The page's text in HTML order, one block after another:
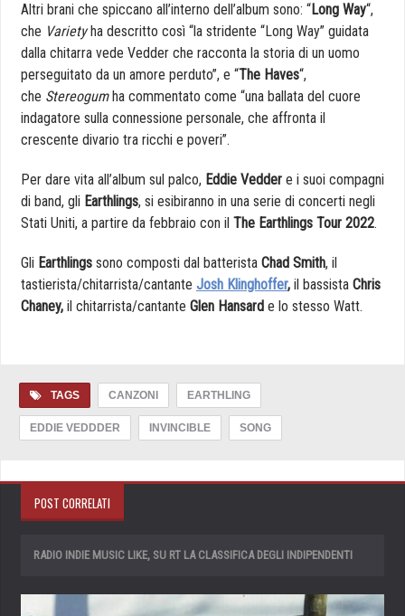
Altri brani che spiccano all’interno dell’album sono: “Long Way“,
che Varietyha descritto così “la stridente “Long Way” guidata
dalla chitarra vede Vedder che racconta la storia di un uomo
perseguitato da un amore perduto”, e “The Haves“,
che Stereogumha commentato come “una ballata del cuore
indagatore sulla connessione personale, che affronta il
crescente divario tra ricchi e poveri”.
Per dare vita all’album sul palco, Eddie Vedder e i suoi compagni
di band, gli Earthlings, si esibiranno in una serie di concerti negli
Stati Uniti, a partire da febbraio con il The Earthlings Tour 2022.
Gli Earthlings sono composti dal batterista Chad Smith, il
tastierista/chitarrista/cantante Josh Klinghoffer, il bassista Chris
Chaney, il chitarrista/cantante Glen Hansard e lo stesso Watt.
TAGS CANZONI EARTHLING
EDDIE VEDDDER INVINCIBLE SONG
POST CORRELATI
RADIO INDIE MUSIC LIKE, SU RT LA CLASSIFICA DEGLI INDIPENDENTI